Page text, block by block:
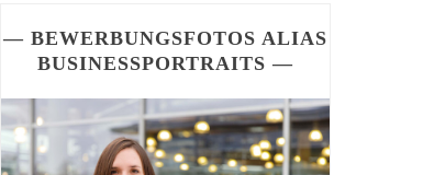
— BEWERBUNGSFOTOS ALIAS
BUSINESSPORTRAITS —